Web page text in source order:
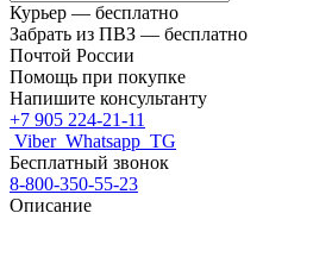
Курьер — бесплатно
Забрать из ПВЗ — бесплатно
Почтой России
Помощь при покупке
Напишите консультанту
+7 905 224-21-11
Viber Whatsapp TG
Бесплатный звонок
8-800-350-55-23
Описание